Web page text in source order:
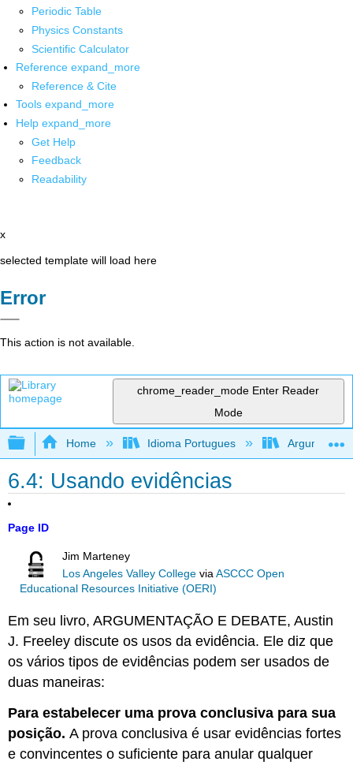
Periodic Table
Physics Constants
Scientific Calculator
Reference expand_more
Reference & Cite
Tools expand_more
Help expand_more
Get Help
Feedback
Readability
x
selected template will load here
Error
This action is not available.
chrome_reader_mode Enter Reader
Mode
Expand/collapse global hierarchy
Home Idioma Portugues
6.4: Usando evidências
Page ID
Jim Marteney
Los Angeles Valley College viaASCCC Open
Educational Resources Initiative (OERI)
Em seu livro, ARGUMENTAÇÃO E DEBATE, Austin
J. Freeley discute os usos da evidência. Ele diz que
os vários tipos de evidências podem ser usados de
duas maneiras:
Para estabelecer uma prova conclusiva para sua
posição.A prova conclusiva é usar evidências fortes
e convincentes o suficiente para anular qualquer